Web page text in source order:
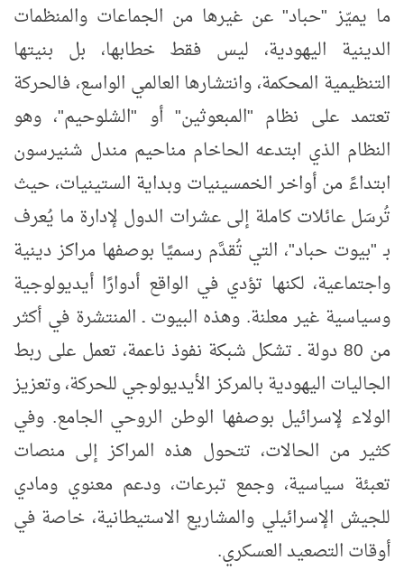
ما يميّز "حباد" عن غيرها من الجماعات والمنظمات
الدينية اليهودية، ليس فقط خطابها، بل بنيتها
التنظيمية المحكمة، وانتشارها العالمي الواسع، فالحركة
تعتمد على نظام "المبعوثين" أو "الشلوحيم"، وهو
النظام الذي ابتدعه الحاخام مناحيم مندل شنيرسون
ابتداءً من أواخر الخمسينيات وبداية الستينيات، حيث
تُرسَل عائلات كاملة إلى عشرات الدول لإدارة ما يُعرف
بـ "بيوت حباد"، التي تُقدَّم رسميًا بوصفها مراكز دينية
واجتماعية، لكنها تؤدي في الواقع أدوارًا أيديولوجية
وسياسية غير معلنة. وهذه البيوت ـ المنتشرة في أكثر
من 80 دولة ـ تشكل شبكة نفوذ ناعمة، تعمل على ربط
الجاليات اليهودية بالمركز الأيديولوجي للحركة، وتعزيز
الولاء لإسرائيل بوصفها الوطن الروحي الجامع. وفي
كثير من الحالات، تتحول هذه المراكز إلى منصات
تعبئة سياسية، وجمع تبرعات، ودعم معنوي ومادي
للجيش الإسرائيلي والمشاريع الاستيطانية، خاصة في
أوقات التصعيد العسكري.